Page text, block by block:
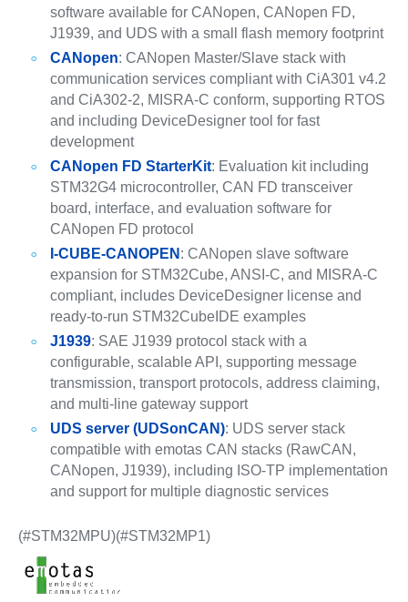
software available for CANopen, CANopen FD,
J1939, and UDS with a small flash memory footprint
CANopen: CANopen Master/Slave stack with
communication services compliant with CiA301 v4.2
and CiA302-2, MISRA-C conform, supporting RTOS
and including DeviceDesigner tool for fast
development
CANopen FD StarterKit: Evaluation kit including
STM32G4 microcontroller, CAN FD transceiver
board, interface, and evaluation software for
CANopen FD protocol
I-CUBE-CANOPEN : CANopen slave software
expansion for STM32Cube, ANSI-C, and MISRA-C
compliant, includes DeviceDesigner license and
ready-to-run STM32CubeIDE examples
J1939: SAE J1939 protocol stack with a
configurable, scalable API, supporting message
transmission, transport protocols, address claiming,
and multi-line gateway support
UDS server (UDSonCAN): UDS server stack
compatible with emotas CAN stacks (RawCAN,
CANopen, J1939), including ISO-TP implementation
and support for multiple diagnostic services
(#STM32MPU)(#STM32MP1)